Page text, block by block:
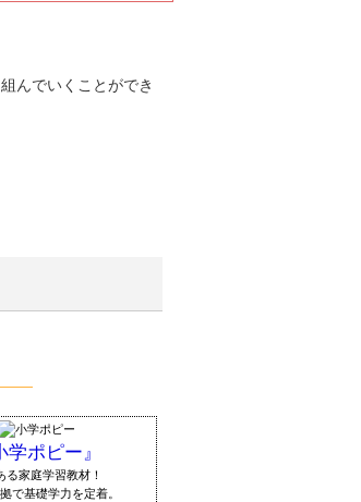
んでいくことができ
学ポピー』
る家庭学習教材！
で基礎学力を定着。